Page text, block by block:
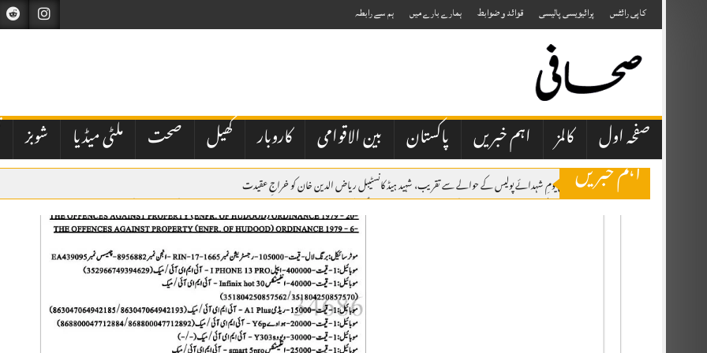
to
content
کاپی رائٹس پرائیویسی پالیسی قوائد و ضوابط ہمارے بارے میں ہم سے رابطہ
صفحہ اول کالمز اہم خبریں پاکستان بین الاقوامی کاروبار کھیل صحت ملٹی میڈیا شوبز
اہم خبریں
پشاور پریس کلب میں یومِ شہدائے پولیس کے حوالے سے تقریب، شہید ہیڈ کانسٹیبل ریاض الدین خان کو خراجِ عقیدت
مکہ مشترکہ دفاعی معاہدہ: پاکستان، سعودی عرب اور ترکی کا تاریخی دفاعی اتحاد قائم گھبرا کر بھارت نے اسرائیل سے بھی دفاعی تعاون بڑھانے کی درخواست کی ہے
پاکستان، سعودی عرب اور ترکی کے درمیان تاریخی مشترکہ دفاعی معاہدہ مکہ مکرمہ میں ولی عہد و وزیراعظم شہزادہ محمد بن سلمان کی میزبانی میں ہونے والے سربراہی اجلاس میں وزیراعظم
صحافتی تنظیمیں خود فیک نیوز اور پروپیگنڈا کرنے والوں کا احتساب کریں، عظمیٰ بخاری کراچی میں مبینہ پولیس اہلکاروں کی شہریوں سے بھتہ خوری کی ویڈیو وائرل، سخت کارروائی کا مطالبہ